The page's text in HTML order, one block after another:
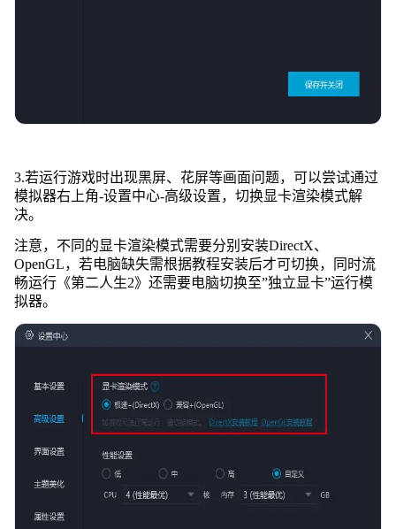
3.若运行游戏时出现黑屏、花屏等画面问题，可以尝试通过
模拟器右上角-设置中心-高级设置，切换显卡渲染模式解
决。
注意，不同的显卡渲染模式需要分别安装DirectX、
OpenGL，若电脑缺失需根据教程安装后才可切换，同时流
畅运行《第二人生2》还需要电脑切换至”独立显卡”运行模
拟器。